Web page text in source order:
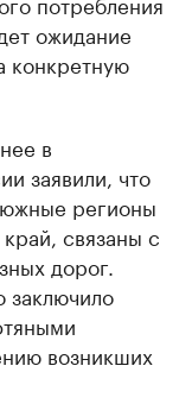
ожидание
конкретную
в
заявили, что
регионы
связаны с
дорог.
заключило
возникших